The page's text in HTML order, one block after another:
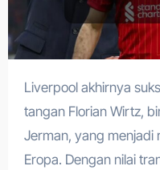
Liverpool akhirnya sukses mengamankan tanda
tangan Florian Wirtz,
Jerman, yang menjadi
Eropa. Dengan nilai